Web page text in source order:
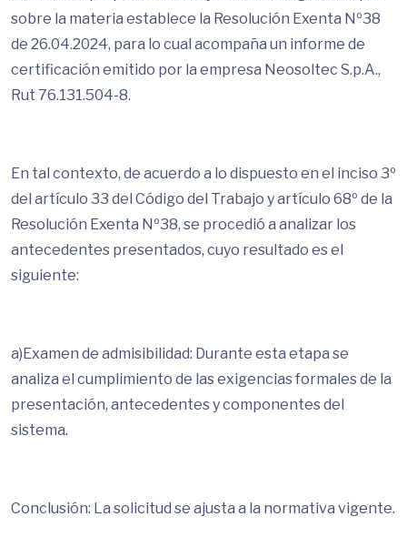
sobre la materia establece la Resolución Exenta Nº38
de 26.04.2024, para lo cual acompaña un informe de
certificación emitido por la empresa Neosoltec S.p.A.,
Rut 76.131.504-8.
En tal contexto, de acuerdo a lo dispuesto en el inciso 3º
del artículo 33 del Código del Trabajo y artículo 68º de la
Resolución Exenta Nº38, se procedió a analizar los
antecedentes presentados, cuyo resultado es el
siguiente:
a)Examen de admisibilidad: Durante esta etapa se
analiza el cumplimiento de las exigencias formales de la
presentación, antecedentes y componentes del
sistema.
Conclusión: La solicitud se ajusta a la normativa vigente.